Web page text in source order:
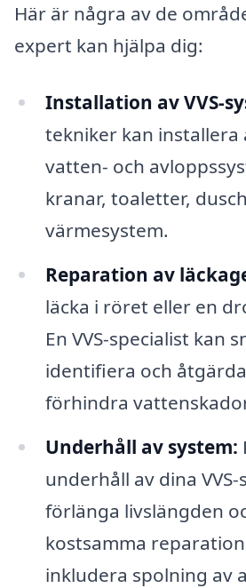
Här är några av de
expert kan hjälpa dig:
Installation av VVS-
tekniker kan installera
vatten- och
kranar, toaletter,
värmesystem.
Reparation av
läcka i röret eller en
En VVS-specialist kan
identifiera och
förhindra
Underhåll av system:
underhåll av dina
förlänga livslängden
kostsamma
inkludera spolning av